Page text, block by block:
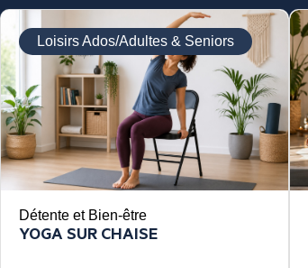
Loisirs Ados/Adultes & Seniors
Détente et Bien-être
YOGA SUR CHAISE